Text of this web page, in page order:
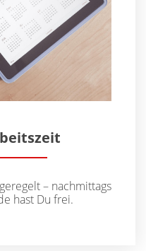
– nachmittags
hast Du frei.